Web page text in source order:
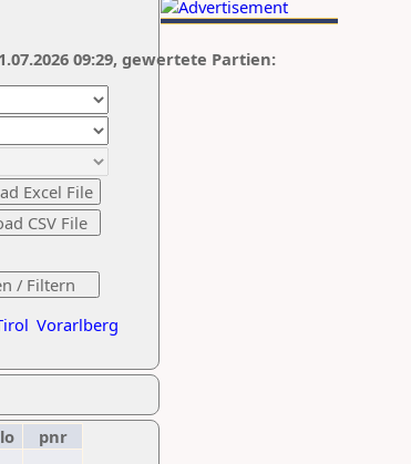
Vorarlberg
09:29, gewertete Partien:
pnr